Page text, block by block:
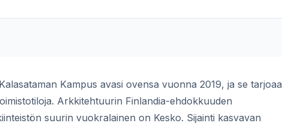
Kampus avasi ovensa vuonna 2019, ja se tarjoaa
Arkkitehtuurin Finlandia-ehdokkuuden
suurin vuokralainen on Kesko. Sijainti kasvavan